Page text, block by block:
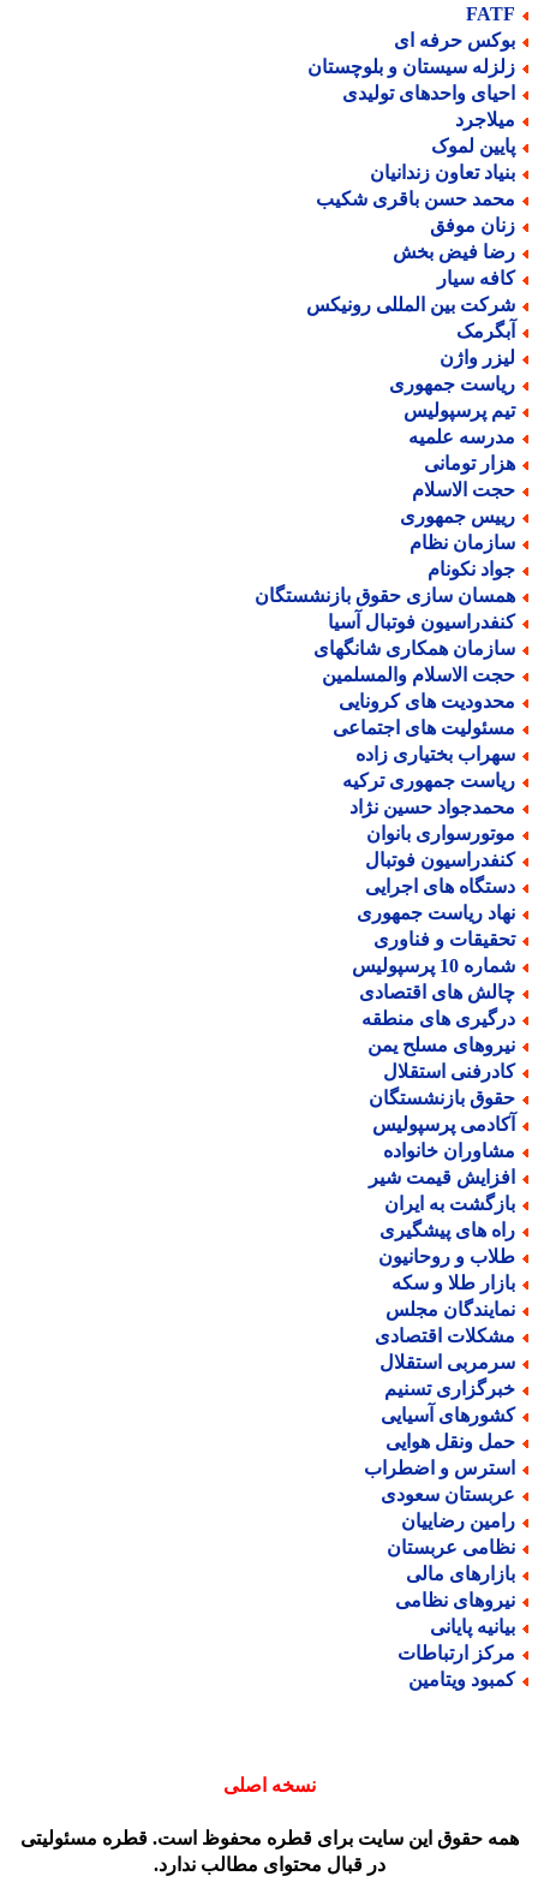
حرفه ای
سیستان و بلوچستان
واحدهای تولیدی
لموک
تعاون زندانیان
حسن باقری شکیب
موفق
فیض بخش
سیار
بین المللی رونیکس
واژن
جمهوری
پرسپولیس
علمیه
تومانی
الاسلام
جمهوری
نظام
نکونام
سازی حقوق بازنشستگان
فوتبال آسیا
همکاری شانگهای
الاسلام والمسلمین
های کرونایی
های اجتماعی
بختیاری زاده
جمهوری ترکیه
حسین نژاد
بانوان
فوتبال
های اجرایی
ریاست جمهوری
و فناوری
10 پرسپولیس
های اقتصادی
های منطقه
مسلح یمن
استقلال
بازنشستگان
پرسپولیس
خانواده
قیمت شیر
به ایران
های پیشگیری
و روحانیون
طلا و سکه
مجلس
اقتصادی
استقلال
تسنیم
آسیایی
ونقل هوایی
و اضطراب
سعودی
رضاییان
عربستان
مالی
نظامی
پایانی
ارتباطات
ویتامین
نسخه اصلی
حقوق این سایت برای قطره محفوظ است. قطره مسئولیتی
در قبال محتوای مطالب ندارد.